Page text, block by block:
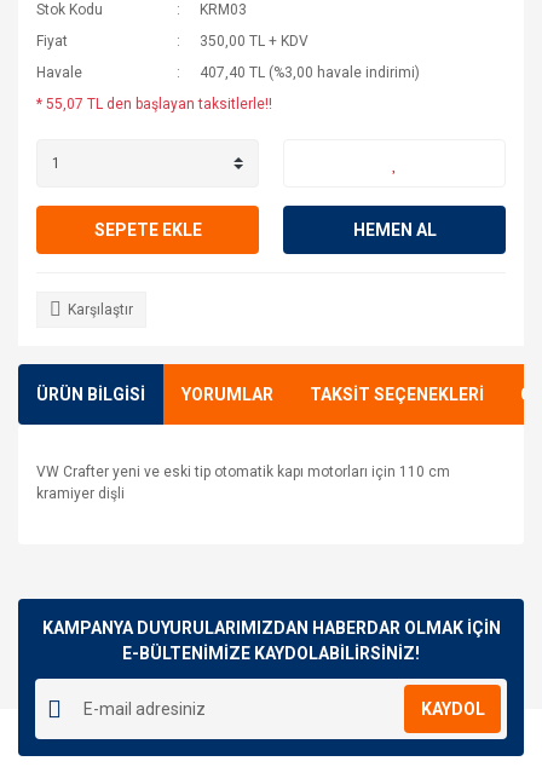
Stok Kodu
KRM03
Fiyat
350,00 TL + KDV
Havale
407,40 TL (%3,00 havale indirimi)
* 55,07 TL den başlayan taksitlerle!!
SEPETE EKLE HEMEN AL
Karşılaştır
ÜRÜN BİLGİSİ YORUMLAR TAKSİT SEÇENEKLERİ
VW Crafter yeni ve eski tip otomatik kapı motorları için 110 cm
kramiyer dişli
Yorum Yaz
kullanarak tarafımıza iletebilirsiniz.
Görüş ve önerileriniz için teşekkür ederiz.
Ürün resmi kalitesiz, bozuk veya görüntülenemiyor.
Ürün açıklamasında eksik bilgiler bulunuyor.
Ürün bilgilerinde hatalar bulunuyor.
KAMPANYA DUYURULARIMIZDAN HABERDAR OLMAK İÇİN
E-BÜLTENİMİZE KAYDOLABİLİRSİNİZ!
KAYDOL